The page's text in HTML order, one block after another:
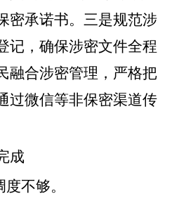
密承诺书。 三是规范涉
记，确保涉密文件全程
融合涉密管理 ， 严格把
过微信等非保密渠道传
成
不够。